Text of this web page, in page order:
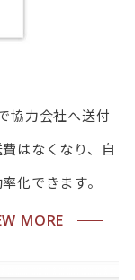
協力会社へ送付
はなくなり、自
化できます。
MORE